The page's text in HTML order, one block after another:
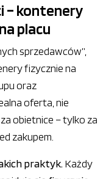
– kontenery
placu
sprzedawców”,
fizycznie na
oraz
oferta, nie
obietnice – tylko za
zakupem.
praktyk. Każdy